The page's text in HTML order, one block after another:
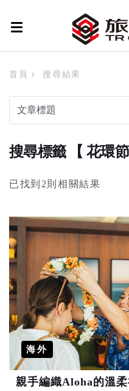
首頁 搜尋結果
搜尋標籤 【 花環節
已找到2則相關結果
海外